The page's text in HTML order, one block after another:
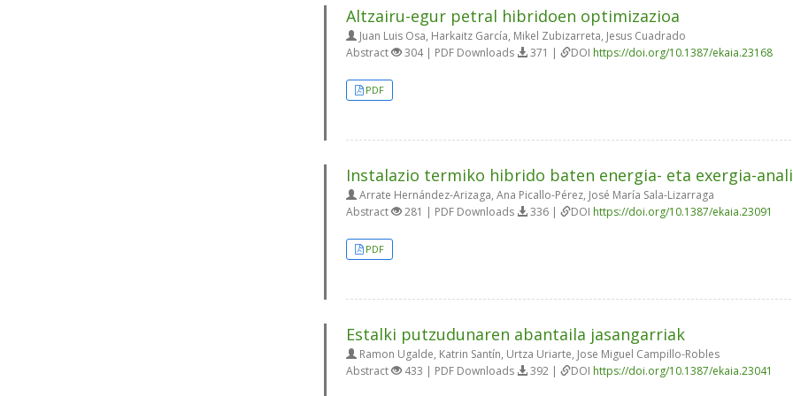
Altzairu-egur petral hibridoen optimizazioa
Juan Luis Osa, Harkaitz García, Mikel Zubizarreta, Jesus Cuadrado
Abstract
304 | PDF Downloads 371 | DOI https://doi.org/10.1387/ekaia.23168
PDF
Instalazio termiko hibrido baten energia- eta exergia-
Arrate Hernández-Arizaga, Ana Picallo-Pérez, José María Sala-Lizarraga
Abstract
281 | PDF Downloads 336 | DOI https://doi.org/10.1387/ekaia.23091
PDF
Estalki putzudunaren abantaila jasangarriak
Ramon Ugalde, Katrin Santín, Urtza Uriarte, Jose Miguel Campillo-Robles
Abstract
433 | PDF Downloads 392 | DOI https://doi.org/10.1387/ekaia.23041